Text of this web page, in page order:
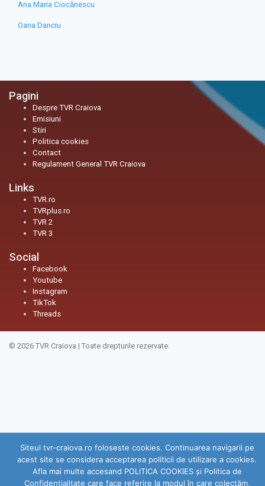
Ana Maria Ciocănescu
Oana Danciu
Pagini
Despre TVR Craiova
Emisiuni
Stiri
Politica cookies
Contact
Regulament General TVR Craiova
Links
TVR.ro
TVRplus.ro
TVR 2
TVR 3
Social
Facebook
Youtube
Instagram
TikTok
Threads
© 2026 TVR Craiova | Toate drepturile rezervate.
Siteul tvr-craiova.ro foloseste cookies. Continuarea navigarii pe
acest site se considera acceptarea politicii de utilizare a cookies.
Afla mai multe accesand POLITICA COOKIES și Politica de
Confidenţialitate care face referire la modul în care colectăm,